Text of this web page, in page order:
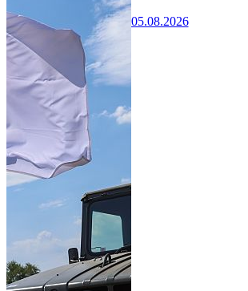
05.08.2026